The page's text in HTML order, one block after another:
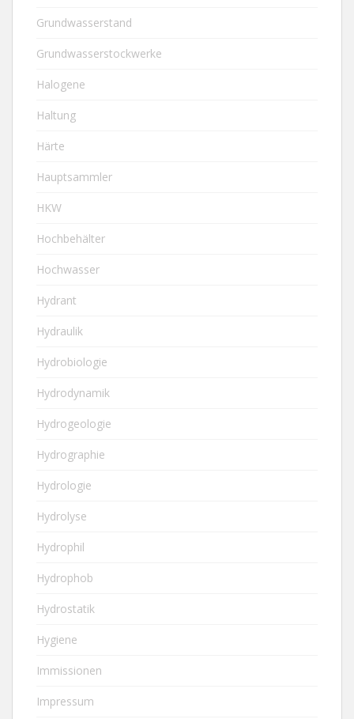
Grundwasserstand
Grundwasserstockwerke
Halogene
Haltung
Härte
Hauptsammler
HKW
Hochbehälter
Hochwasser
Hydrant
Hydraulik
Hydrobiologie
Hydrodynamik
Hydrogeologie
Hydrographie
Hydrologie
Hydrolyse
Hydrophil
Hydrophob
Hydrostatik
Hygiene
Immissionen
Impressum